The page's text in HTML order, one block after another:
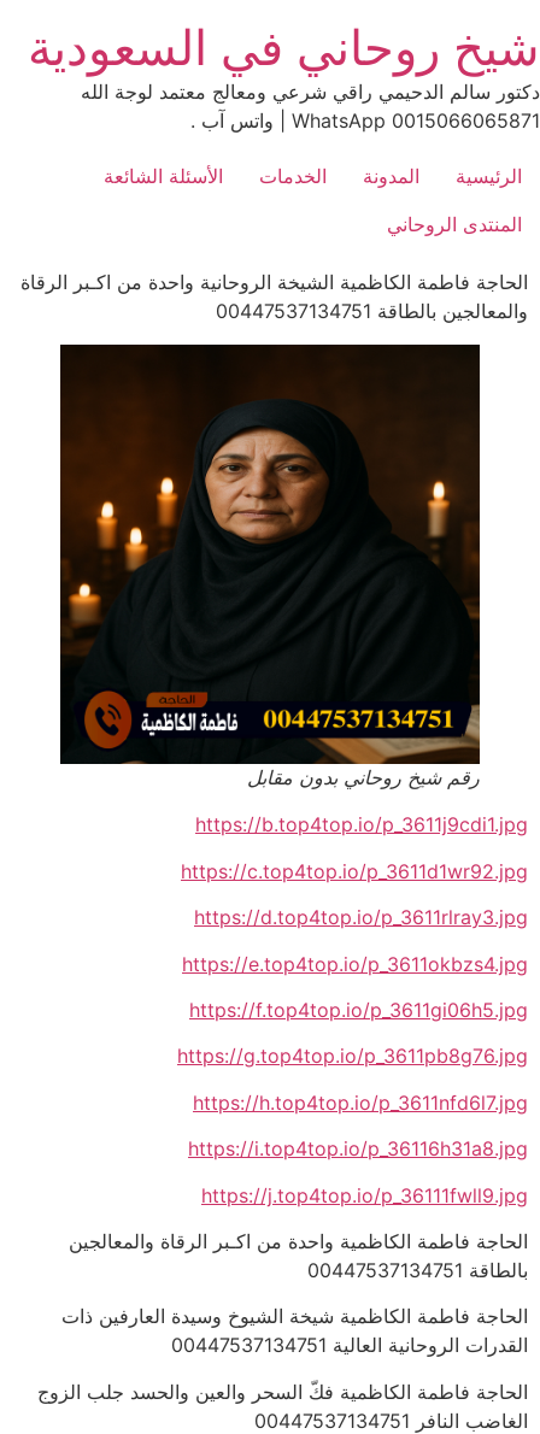
to
content
شيخ روحاني في السعودية
دكتور سالم الدحيمي راقي شرعي ومعالج معتمد لوجة الله
0015066065871 WhatsApp | واتس آب .
الرئيسية المدونة الخدمات
الأسئلة الشائعة
المنتدى الروحاني
الحاجة فاطمة الكاظمية الشيخة الروحانية واحدة من اكـبر الرقاة
والمعالجين بالطاقة 00447537134751
رقم شيخ روحاني بدون مقابل
https://b.top4top.io/p_3611j9cdi1.jpg
https://c.top4top.io/p_3611d1wr92.jpg
https://d.top4top.io/p_3611rlray3.jpg
https://e.top4top.io/p_3611okbzs4.jpg
https://f.top4top.io/p_3611gi06h5.jpg
https://g.top4top.io/p_3611pb8g76.jpg
https://h.top4top.io/p_3611nfd6l7.jpg
https://i.top4top.io/p_36116h31a8.jpg
https://j.top4top.io/p_36111fwll9.jpg
الحاجة فاطمة الكاظمية واحدة من اكـبر الرقاة والمعالجين
بالطاقة 00447537134751
الحاجة فاطمة الكاظمية شيخة الشيوخ وسيدة العارفين ذات
القدرات الروحانية العالية 00447537134751
الحاجة فاطمة الكاظمية فكّ السحر والعين والحسد جلب الزوج
الغاضب النافر 00447537134751